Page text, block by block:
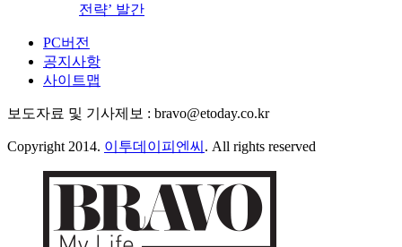
전략’ 발간
PC버전
공지사항
사이트맵
보도자료 및 기사제보 : bravo@etoday.co.kr
Copyright 2014. 이투데이피엔씨 . All rights reserved